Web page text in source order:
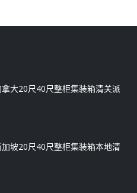
大20尺40尺整柜集装箱清关派
坡20尺40尺整柜集装箱本地清